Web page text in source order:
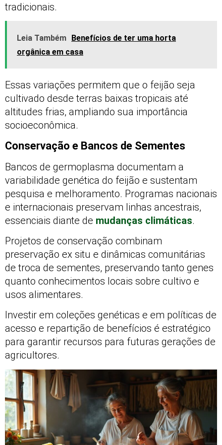
tradicionais.
Leia Também
Benefícios de ter uma horta
orgânica em casa
Essas variações permitem que o feijão seja
cultivado desde terras baixas tropicais até
altitudes frias, ampliando sua importância
socioeconômica.
Conservação e Bancos de Sementes
Bancos de germoplasma documentam a
variabilidade genética do feijão e sustentam
pesquisa e melhoramento. Programas nacionais
e internacionais preservam linhas ancestrais,
essenciais diante de mudanças climáticas.
Projetos de conservação combinam
preservação ex situ e dinâmicas comunitárias
de troca de sementes, preservando tanto genes
quanto conhecimentos locais sobre cultivo e
usos alimentares.
Investir em coleções genéticas e em políticas de
acesso e repartição de benefícios é estratégico
para garantir recursos para futuras gerações de
agricultores.